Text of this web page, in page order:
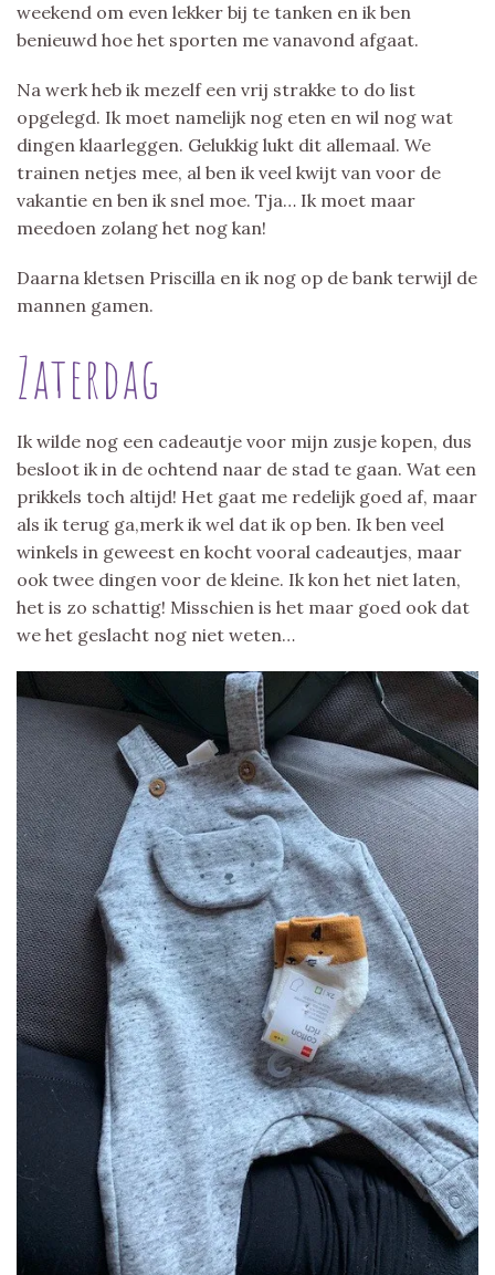
weekend om even lekker bij te tanken en ik ben
benieuwd hoe het sporten me vanavond afgaat.
Na werk heb ik mezelf een vrij strakke to do list
opgelegd. Ik moet namelijk nog eten en wil nog wat
dingen klaarleggen. Gelukkig lukt dit allemaal. We
trainen netjes mee, al ben ik veel kwijt van voor de
vakantie en ben ik snel moe. Tja… Ik moet maar
meedoen zolang het nog kan!
Daarna kletsen Priscilla en ik nog op de bank terwijl de
mannen gamen.
Zaterdag
Ik wilde nog een cadeautje voor mijn zusje kopen, dus
besloot ik in de ochtend naar de stad te gaan. Wat een
prikkels toch altijd! Het gaat me redelijk goed af, maar
als ik terug ga,merk ik wel dat ik op ben. Ik ben veel
winkels in geweest en kocht vooral cadeautjes, maar
ook twee dingen voor de kleine. Ik kon het niet laten,
het is zo schattig! Misschien is het maar goed ook dat
we het geslacht nog niet weten…